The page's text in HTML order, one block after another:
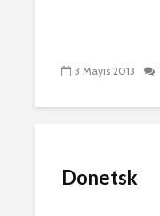
3 Mayıs 2013
Donetsk